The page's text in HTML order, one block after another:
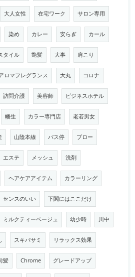
大人女性 在宅ワーク サロン専用
染め カレー 安らぎ カール
タイル 艶髪 大事 肩こり
ロマフレグランス 大丸 コロナ
訪問介護 美容師 ビジネスホテル
幡生 カラー専門店 老若男女
山陰本線 バス停 ブロー
エステ メッシュ 洗剤
ヘアケアアイテム カラーリング
センスのいい 下関にはここだけ
ミルクティーベージュ 幼少時 川中
スキバサミ リラックス効果
髪 Chrome グレードアップ